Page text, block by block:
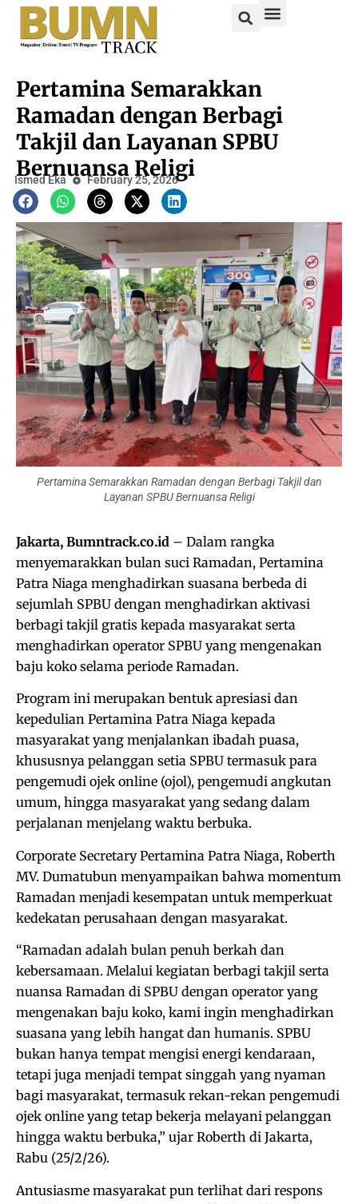
Pertamina Semarakkan
Ramadan dengan Berbagi
Takjil dan Layanan SPBU
Bernuansa Religi
Ismed Eka February 25, 2026
Pertamina Semarakkan Ramadan dengan Berbagi Takjil dan
Layanan SPBU Bernuansa Religi
Jakarta, Bumntrack.co.id – Dalam rangka
menyemarakkan bulan suci Ramadan, Pertamina
Patra Niaga menghadirkan suasana berbeda di
sejumlah SPBU dengan menghadirkan aktivasi
berbagi takjil gratis kepada masyarakat serta
menghadirkan operator SPBU yang mengenakan
baju koko selama periode Ramadan.
Program ini merupakan bentuk apresiasi dan
kepedulian Pertamina Patra Niaga kepada
masyarakat yang menjalankan ibadah puasa,
khususnya pelanggan setia SPBU termasuk para
pengemudi ojek online (ojol), pengemudi angkutan
umum, hingga masyarakat yang sedang dalam
perjalanan menjelang waktu berbuka.
Corporate Secretary Pertamina Patra Niaga, Roberth
MV. Dumatubun menyampaikan bahwa momentum
Ramadan menjadi kesempatan untuk memperkuat
kedekatan perusahaan dengan masyarakat.
“Ramadan adalah bulan penuh berkah dan
kebersamaan. Melalui kegiatan berbagi takjil serta
nuansa Ramadan di SPBU dengan operator yang
mengenakan baju koko, kami ingin menghadirkan
suasana yang lebih hangat dan humanis. SPBU
bukan hanya tempat mengisi energi kendaraan,
tetapi juga menjadi tempat singgah yang nyaman
bagi masyarakat, termasuk rekan-rekan pengemudi
ojek online yang tetap bekerja melayani pelanggan
hingga waktu berbuka,” ujar Roberth di Jakarta,
Rabu (25/2/26).
Antusiasme masyarakat pun terlihat dari respons